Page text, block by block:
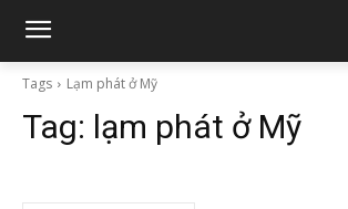
Tags Lạm phát ở Mỹ
Tag: lạm phát ở Mỹ